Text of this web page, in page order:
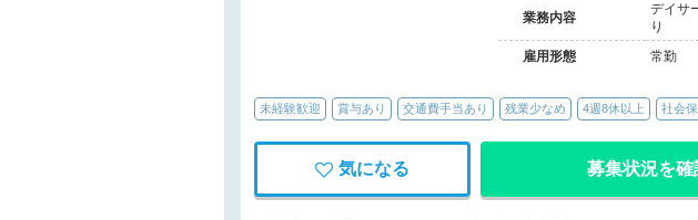
業務内容
デイサ
り
雇用形態
常勤
未経験歓迎 賞与あり 交通費手当あり 残業少なめ 4週8休以上 社会
気になる 募集状況を確